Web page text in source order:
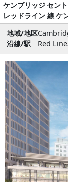
ケンブリッジセン
レッドライン 線ケ
地域/地区
沿線/駅
Red